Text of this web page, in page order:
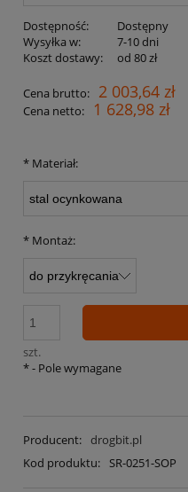
Dostępność:
Dostępny
Wysyłka w:
7-10 dni
Koszt dostawy:
od 80 zł
Cena brutto: 2 003,64 zł
Cena netto: 1 628,98 zł
* Materiał:
* Montaż:
szt.
*- Pole wymagane
Producent: drogbit.pl
Kod produktu: SR-0251-SOP